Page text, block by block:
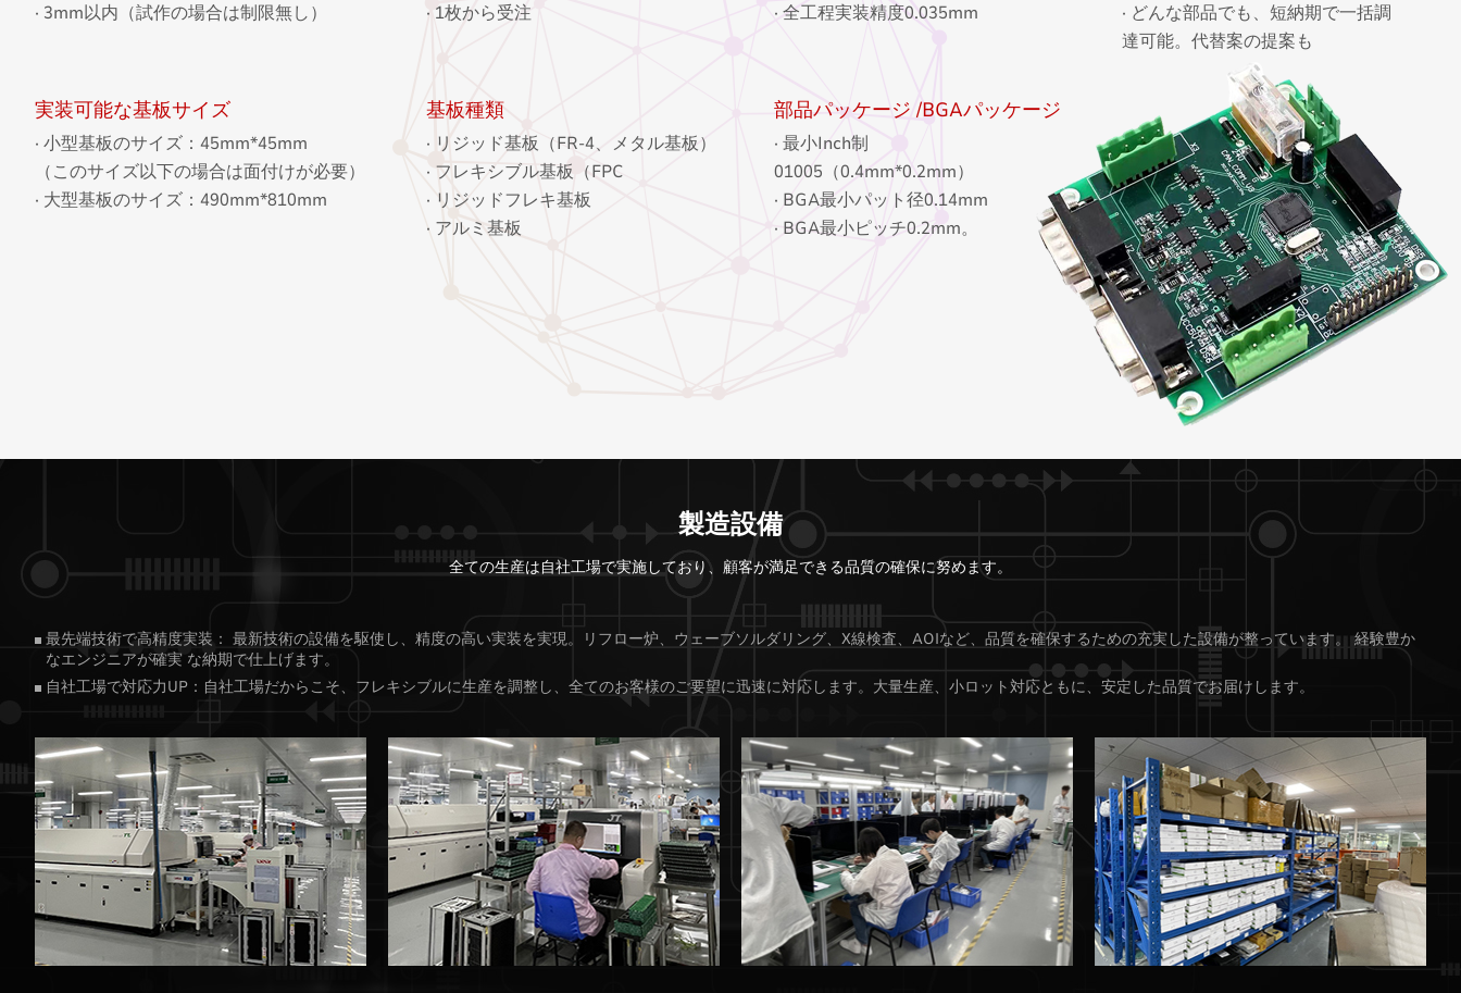
· 3mm以内（試作の場合は制限無し） · 1枚から受注 · 全工程実装精度0.035mm
· どんな部品でも、短納期で一括調
達可能。代替案の提案も
実装可能な基板サイズ
· 小型基板のサイズ：45mm*45mm
（このサイズ以下の場合は面付けが必要）
· 大型基板のサイズ：490mm*810mm
基板種類
· リジッド基板（FR-4、メタル基板）
· フレキシブル基板（FPC
· リジッドフレキ基板
· アルミ基板
部品パッケージ /BGAパッケージ
· 最小Inch制
01005（0.4mm*0.2mm）
· BGA最小パット径0.14mm
· BGA最小ピッチ0.2mm。
製造設備
全ての生産は自社工場で実施しており、顧客が満足できる品質の確保に努めます。
最先端技術で高精度実装： 最新技術の設備を駆使し、精度の高い実装を実現。リフロー炉、ウェーブソルダリング、X線検査、AOIなど、品質を確保するための充実した設備が整っています。 経験豊か
なエンジニアが確実 な納期で仕上げます。
自社工場で対応力UP：自社工場だからこそ、フレキシブルに生産を調整し、全てのお客様のご要望に迅速に対応します。大量生産、小ロット対応ともに、安定した品質でお届けします。